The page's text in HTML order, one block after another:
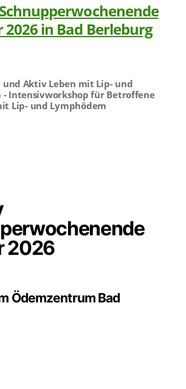
in Bad Berleburg
und Aktiv Leben mit Lip- und
- Intensivworkshop für Betroffene
Lip- und Lymphödem
2026
Ödemzentrum Bad